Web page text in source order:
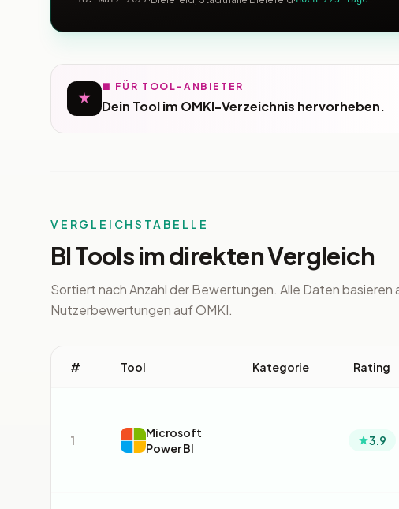
■ FÜR TOOL-ANBIETER
Dein Tool im OMKI-Verzeichnis hervorheben.
VERGLEICHSTABELLE
BI Tools im direkten Vergleich
Sortiert nach Anzahl der Bewertungen. Alle Daten basieren
Nutzerbewertungen auf OMKI.
# Tool Kategorie Rating
1
Microsoft
Power BI
3.9